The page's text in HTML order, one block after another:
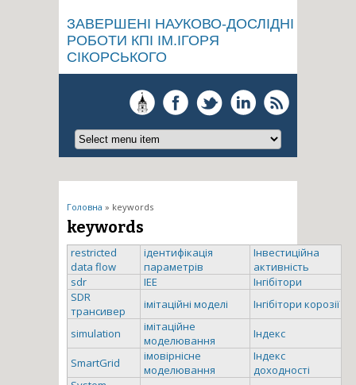
ЗАВЕРШЕНІ НАУКОВО-ДОСЛІДНІ
РОБОТИ КПІ ІМ.ІГОРЯ
СІКОРСЬКОГО
Ви є тут
Головна » keywords
keywords
restricted
data flow
ідентифікація
параметрів
Інвестиційна
активність
sdr
ІЕЕ
Інгібітори
SDR
трансивер
імітаційні моделі Інгібітори корозії
simulation
імітаційне
моделювання
Індекс
SmartGrid
імовірнісне
моделювання
Індекс
доходності